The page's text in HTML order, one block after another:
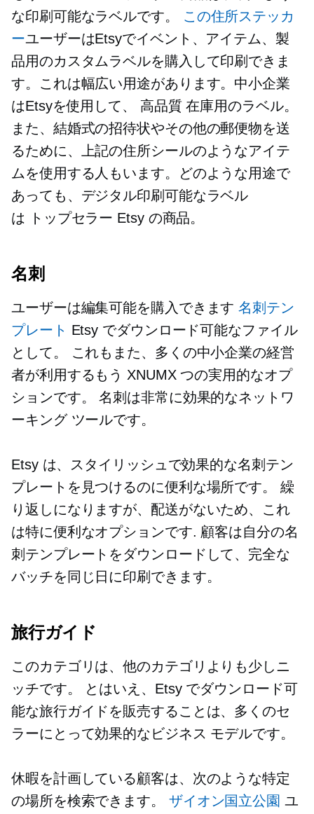
な印刷可能なラベルです。
この住所ステッカ
ーユーザーはEtsyでイベント、アイテム、製
品用のカスタムラベルを購入して印刷できま
す。これは幅広い用途があります。中小企業
はEtsyを使用して、 高品質 在庫用のラベル。
また、結婚式の招待状やその他の郵便物を送
るために、上記の住所シールのようなアイテ
ムを使用する人もいます。どのような用途で
あっても、デジタル印刷可能なラベル
は
トップセラー Etsy の商品。
名刺
ユーザーは編集可能を購入できます名刺テン
プレート Etsy でダウンロード可能なファイル
として。 これもまた、多くの中小企業の経営
者が利用するもう XNUMX つの実用的なオプ
ションです。 名刺は非常に効果的なネットワ
ーキング ツールです。
Etsy は、スタイリッシュで効果的な名刺テン
プレートを見つけるのに便利な場所です。 繰
り返しになりますが、配送がないため、これ
は特に便利なオプションです. 顧客は自分の名
刺テンプレートをダウンロードして、完全な
バッチを同じ日に印刷できます。
旅行ガイド
このカテゴリは、他のカテゴリよりも少しニ
ッチです。 とはいえ、Etsy でダウンロード可
能な旅行ガイドを販売することは、多くのセ
ラーにとって効果的なビジネス モデルです。
休暇を計画している顧客は、次のような特定
の場所を検索できます。 ザイオン国立公園 ユ